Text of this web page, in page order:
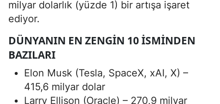
milyar dolarlık (yüzde 1) bir artışa işaret
ediyor.
DÜNYANIN EN ZENGIN 10 İSMINDEN
BAZILARI
Elon Musk (Tesla, SpaceX, xAI, X) –
415,6 milyar dolar
Larry Ellison (Oracle) – 270,9 milyar